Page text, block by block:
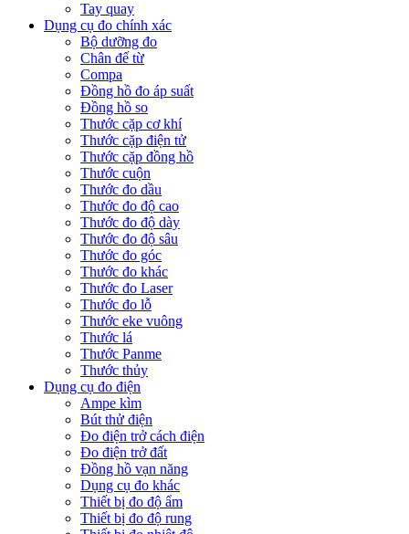
Tay quay
Dụng cụ đo chính xác
Bộ dưỡng đo
Chân đế từ
Compa
Đồng hồ đo áp suất
Đồng hồ so
Thước cặp cơ khí
Thước cặp điện tử
Thước cặp đồng hồ
Thước cuộn
Thước đo dầu
Thước đo độ cao
Thước đo độ dày
Thước đo độ sâu
Thước đo góc
Thước đo khác
Thước đo Laser
Thước đo lỗ
Thước eke vuông
Thước lá
Thước Panme
Thước thủy
Dụng cụ đo điện
Ampe kìm
Bút thử điện
Đo điện trở cách điện
Đo điện trở đất
Đồng hồ vạn năng
Dụng cụ đo khác
Thiết bị đo độ ẩm
Thiết bị đo độ rung